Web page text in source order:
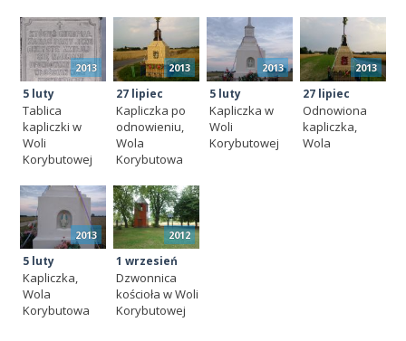
2013
5 luty
Tablica
kapliczki w
Woli
Korybutowej
2013
27 lipiec
Kapliczka po
odnowieniu,
Wola
Korybutowa
2013
5 luty
Kapliczka w
Woli
Korybutowej
2013
27 lipiec
Odnowiona
kapliczka,
Wola
2013
5 luty
Kapliczka,
Wola
Korybutowa
2012
1 wrzesień
Dzwonnica
kościoła w Woli
Korybutowej